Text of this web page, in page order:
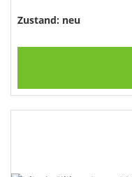
Zustand: neu